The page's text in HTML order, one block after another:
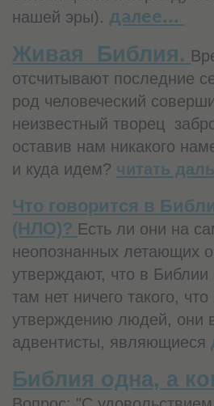
нашей эры). далее...
Живая Библия.
отсчитывают последние
род человеческий
неизвестный творец
оставив нам никакого
и куда идем? читать
Что говорится в
(НЛО)? Есть ли они на
неопознанных летающих
утверждают, что в
там нет ничего такого,
утверждению людей, они
адвентисты, являющиеся
Библия одна, а